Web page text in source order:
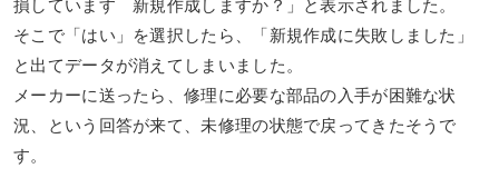
損しています 新規作成しますか？」と表示されました。
そこで「はい」を選択したら、「新規作成に失敗しました」
と出てデータが消えてしまいました。
メーカーに送ったら、修理に必要な部品の入手が困難な状
況、という回答が来て、未修理の状態で戻ってきたそうで
す。